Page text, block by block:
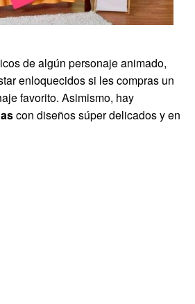
de algún personaje animado,
enloquecidos si les compras un
favorito. Asimismo, hay
con diseños súper delicados y en